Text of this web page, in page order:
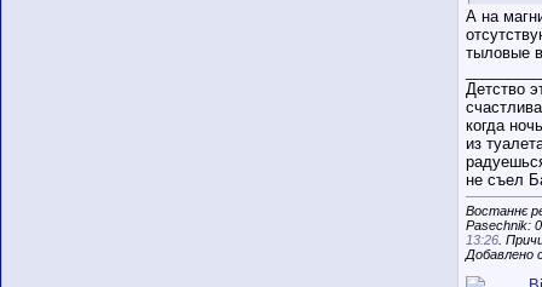
А на
тыловые
Детство
когда
из
не съел
Востаннє
Pasechnik:
13:26 .
Добавлено